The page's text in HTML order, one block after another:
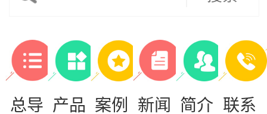
总导 产品 案例 新闻 简介 联系